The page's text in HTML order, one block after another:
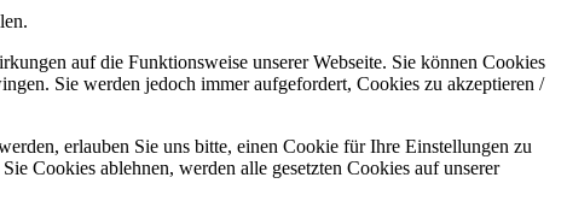
auf die Funktionsweise unserer Webseite. Sie können Cookies
Sie werden jedoch immer aufgefordert, Cookies zu akzeptieren /
erlauben Sie uns bitte, einen Cookie für Ihre Einstellungen zu
Cookies ablehnen, werden alle gesetzten Cookies auf unserer